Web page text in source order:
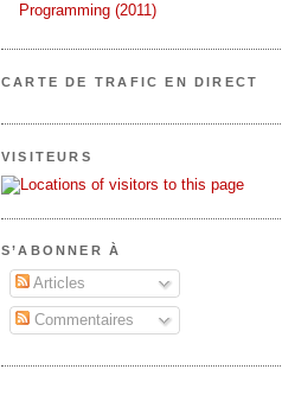
Programming (2011)
CARTE DE TRAFIC EN DIRECT
VISITEURS
S’ABONNER À
Articles
Commentaires